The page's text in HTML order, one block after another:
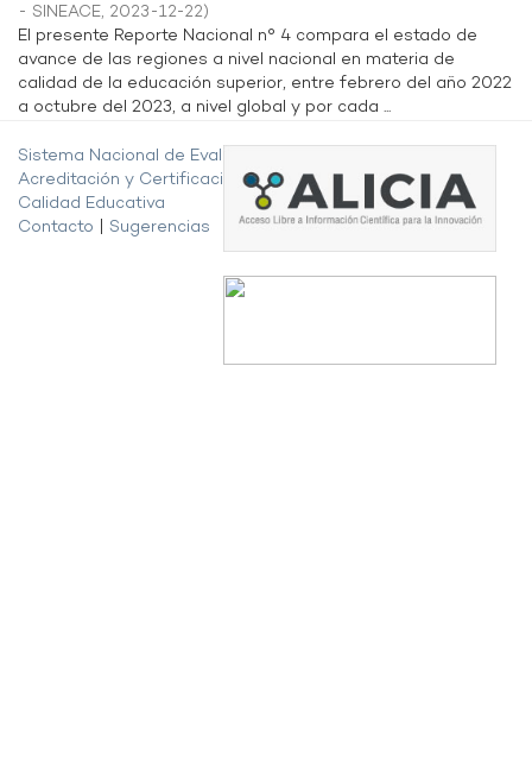
- SINEACE, 2023-12-22)
El presente Reporte Nacional n° 4 compara el estado de
avance de las regiones a nivel nacional en materia de
calidad de la educación superior, entre febrero del año 2022
a octubre del 2023, a nivel global y por cada ...
Sistema Nacional de Evaluación,
Acreditación y Certificación de la
Calidad Educativa
Contacto
Sugerencias